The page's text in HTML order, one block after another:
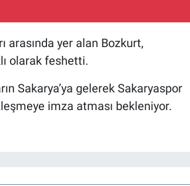
arasında yer alan Bozkurt,
olarak feshetti.
Sakarya’ya gelerek Sakaryaspor
imza atması bekleniyor.